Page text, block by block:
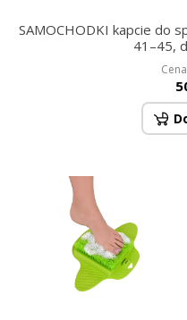
SAMOCHODKI kapcie do
41–45,